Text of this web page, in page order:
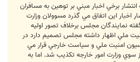
برخي اخبار مبني بر توهين به مسافران
اين اتفاق مي گذرد مسوولان وزارت
نمايندگان مجلس برخلاف تصور اوليه
ملي اظهار داشته مجلس تصميم دارد در
امنيت ملي و سياست خارجي قرار مي
وزارت امور خارجه تکذيب شد. اما به